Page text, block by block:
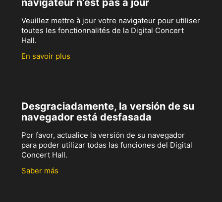
navigateur n’est pas à jour
Veuillez mettre à jour votre navigateur pour utiliser
toutes les fonctionnalités de la Digital Concert
Hall.
En savoir plus
Desgraciadamente, la versión de su
navegador está desfasada
Por favor, actualice la versión de su navegador
para poder utilizar todas las funciones del Digital
Concert Hall.
Saber más